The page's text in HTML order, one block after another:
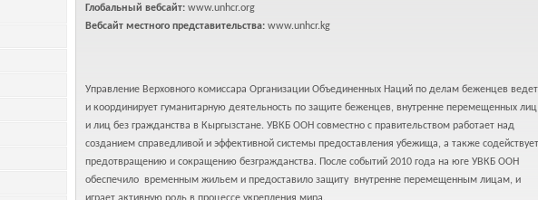
Глобальный вебсайт: www.unhcr.org
Вебсайт местного представительства: www.unhcr.kg
Управление Верховного комиссара Организации Объединенных Наций по делам беженцев ведет
и координирует гуманитарную деятельность по защите беженцев, внутренне перемещенных лиц
и лиц без гражданства в Кыргызстане. УВКБ ООН совместно с правительством работает над
созданием справедливой и эффективной системы предоставления убежища, а также содействует
предотвращению и сокращению безгражданства. После событий 2010 года на юге УВКБ ООН
обеспечило временным жильем и предоставило защиту внутренне перемещенным лицам, и